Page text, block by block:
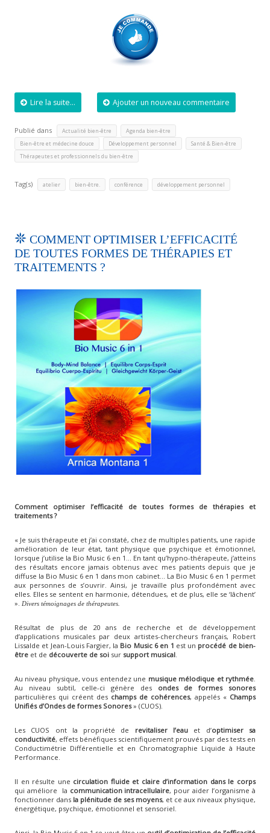
Lire la suite... Ajouter un nouveau commentaire
Publié dans Actualité bien-être Agenda bien-être
Bien-être et médecine douce Développement personnel Santé & Bien-être
Thérapeutes et professionnels du bien-être
Tag(s) atelier bien-être. conférence développement personnel
COMMENT OPTIMISER L’EFFICACITÉ
DE TOUTES FORMES DE THÉRAPIES ET
TRAITEMENTS ?
Comment optimiser l’efficacité de toutes formes de thérapies et
traitements ?
« Je suis thérapeute et j’ai constaté, chez de multiples patients, une rapide
amélioration de leur état, tant physique que psychique et émotionnel,
lorsque j’utilise la Bio Music 6 en 1… En tant qu’hypno-thérapeute, j’atteins
des résultats encore jamais obtenus avec mes patients depuis que je
diffuse la Bio Music 6 en 1 dans mon cabinet… La Bio Music 6 en 1 permet
aux personnes de s’ouvrir. Ainsi, je travaille plus profondément avec
elles. Elles se sentent en harmonie, détendues, et de plus, elle se ‘lâchent’
». Divers témoignages de thérapeutes.
Résultat de plus de 20 ans de recherche et de développement
d’applications musicales par deux artistes-chercheurs français, Robert
Lissalde et Jean-Louis Fargier, la Bio Music 6 en 1 est un procédé de bien-
être et de découverte de soi sur support musical.
Au niveau physique, vous entendez une musique mélodique et rythmée.
Au niveau subtil, celle-ci génère desondes de formes sonores
particulières qui créent des champs de cohérences, appelés « Champs
Unifiés d’Ondes de formes Sonores» (CUOS).
Les CUOS ont la propriété de revitaliser l’eau et d’optimiser sa
conductivité, effets bénéfiques scientifiquement prouvés par des tests en
Conductimétrie Différentielle et en Chromatographie Liquide à Haute
Performance.
Il en résulte une circulation fluide et claire d’information dans le corps
qui améliore la communication intracellulaire, pour aider l’organisme à
fonctionner dans la plénitude de ses moyens, et ce aux niveaux physique,
énergétique, psychique, émotionnel et sensoriel.